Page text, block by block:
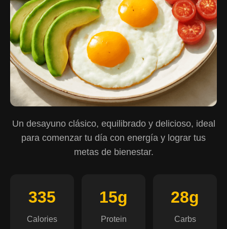
Un desayuno clásico, equilibrado y delicioso, ideal
para comenzar tu día con energía y lograr tus
metas de bienestar.
335
Calories
15g
Protein
28g
Carbs